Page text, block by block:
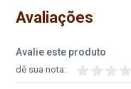
Avaliações
Avalie este produto
dê sua nota: